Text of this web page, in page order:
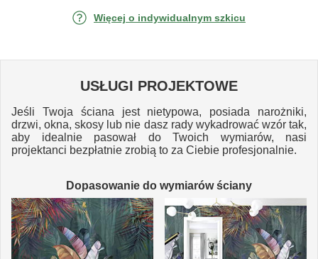
Więcej o indywidualnym szkicu
USŁUGI PROJEKTOWE
Jeśli Twoja ściana jest nietypowa, posiada narożniki,
drzwi, okna, skosy lub nie dasz rady wykadrować wzór tak,
aby idealnie pasował do Twoich wymiarów, nasi
projektanci bezpłatnie zrobią to za Ciebie profesjonalnie.
Dopasowanie do wymiarów ściany